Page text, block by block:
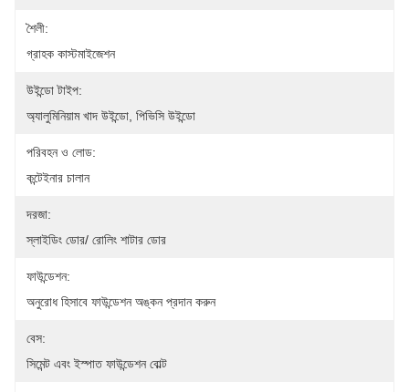
শৈলী:
গ্রাহক কাস্টমাইজেশন
উইন্ডো টাইপ:
অ্যালুমিনিয়াম খাদ উইন্ডো, পিভিসি উইন্ডো
পরিবহন ও লোড:
কন্টেইনার চালান
দরজা:
স্লাইডিং ডোর/ রোলিং শাটার ডোর
ফাউন্ডেশন:
অনুরোধ হিসাবে ফাউন্ডেশন অঙ্কন প্রদান করুন
বেস:
সিমেন্ট এবং ইস্পাত ফাউন্ডেশন বোল্ট